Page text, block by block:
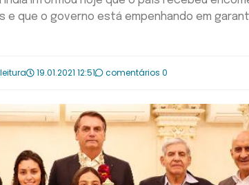
que o governo está empenhando em
19.01.2021 12:51 comentários 0